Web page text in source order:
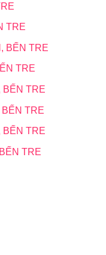
TRE
BẾN TRE
TRE
BẾN TRE
TRE
BẾN TRE
TRE